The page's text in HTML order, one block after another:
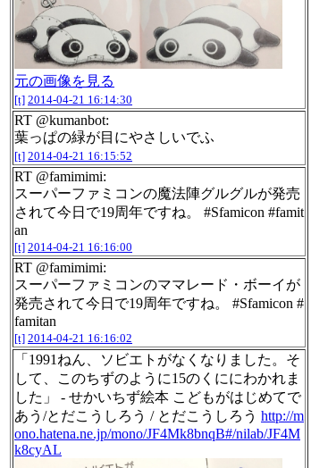
元の画像を見る
[t] 2014-04-21 16:14:30
RT @kumanbot:
葉っぱの緑が目にやさしいでふ
[t] 2014-04-21 16:15:52
RT @famimimi:
スーパーファミコンの魔法陣グルグルが発売
されて今日で19周年ですね。 #Sfamicon #famit
an
[t] 2014-04-21 16:16:00
RT @famimimi:
スーパーファミコンのママレード・ボーイが
発売されて今日で19周年ですね。 #Sfamicon #
famitan
[t] 2014-04-21 16:16:02
「1991ねん、ソビエトがなくなりました。そ
して、このちずのように15のくににわかれま
した」 - せかいちず絵本 こどもがはじめてで
あう/とだこうしろう / とだこうしろう http://m
ono.hatena.ne.jp/mono/JF4Mk8bnqB#/nilab/JF4M
k8cyAL